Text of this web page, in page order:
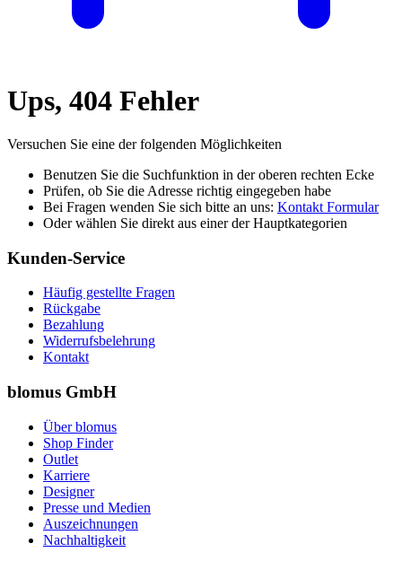
Ups, 404 Fehler
Versuchen Sie eine der folgenden Möglichkeiten
Benutzen Sie die Suchfunktion in der oberen rechten Ecke
Prüfen, ob Sie die Adresse richtig eingegeben habe
Bei Fragen wenden Sie sich bitte an uns: Kontakt Formular
Oder wählen Sie direkt aus einer der Hauptkategorien
Kunden-Service
Häufig gestellte Fragen
Rückgabe
Bezahlung
Widerrufsbelehrung
Kontakt
blomus GmbH
Über blomus
Shop Finder
Outlet
Karriere
Designer
Presse und Medien
Auszeichnungen
Nachhaltigkeit